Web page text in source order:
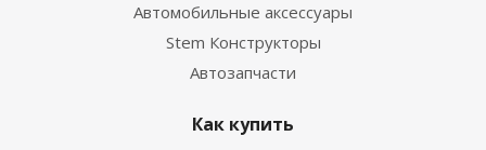
Автомобильные аксессуары
Stem Конструкторы
Автозапчасти
Как купить